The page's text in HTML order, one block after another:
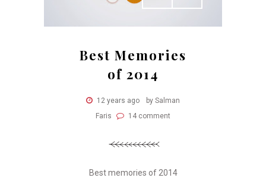
Best Memories
of 2014
12 years ago
by Salman
Faris
14 comment
Best memories of 2014